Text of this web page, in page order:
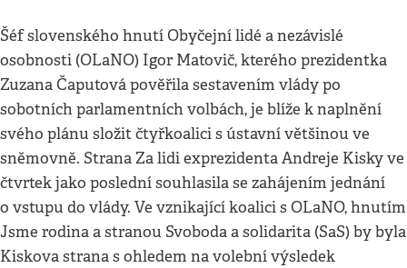
Šéf slovenského hnutí Obyčejní lidé a nezávislé
osobnosti (OLaNO) Igor Matovič, kterého prezidentka
Zuzana Čaputová pověřila sestavením vlády po
sobotních parlamentních volbách, je blíže k naplnění
svého plánu složit čtyřkoalici s ústavní většinou ve
sněmovně. Strana Za lidi exprezidenta Andreje Kisky ve
čtvrtek jako poslední souhlasila se zahájením jednání
o vstupu do vlády. Ve vznikající koalici s OLaNO, hnutím
Jsme rodina a stranou Svoboda a solidarita (SaS) by byla
Kiskova strana s ohledem na volební výsledek